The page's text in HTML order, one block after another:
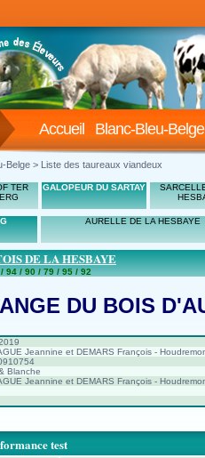
Blanc-Bleu-Belge
Accueil
Belge > Liste des taureaux viandeux
TER
GALOPEUR DU SARTAY
AURELLE DE LA HESBAYE
DE LA HESBAYE
94 / 90 / 79 / 95 / 92
DU BOIS
Jeannine et DEMARS François -
Blanche
Jeannine et DEMARS François -
test